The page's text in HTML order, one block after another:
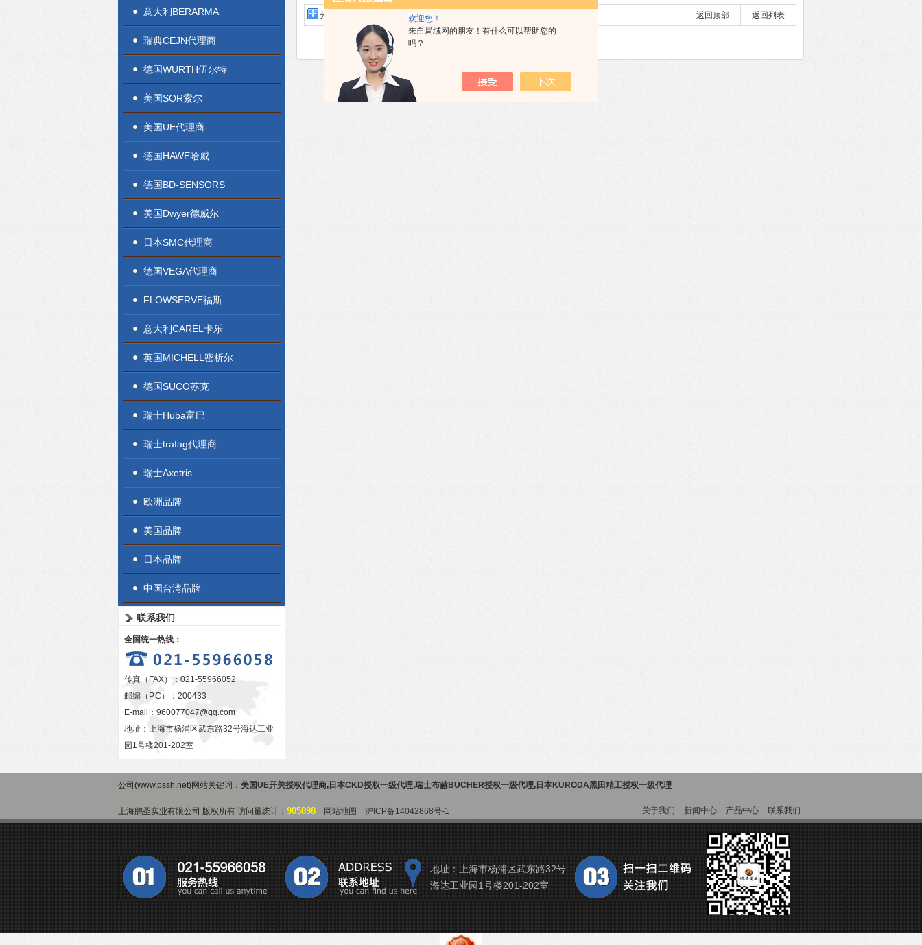
欢迎您！
来自局域网的朋友！有什么可以帮助您的
吗？
意大利BERARMA
瑞典CEJN代理商
德国WURTH伍尔特
美国SOR索尔
美国UE代理商
德国HAWE哈威
德国BD-SENSORS
美国Dwyer德威尔
日本SMC代理商
德国VEGA代理商
FLOWSERVE福斯
意大利CAREL卡乐
英国MICHELL密析尔
德国SUCO苏克
瑞士Huba富巴
瑞士trafag代理商
瑞士Axetris
欧洲品牌
美国品牌
日本品牌
中国台湾品牌
联系我们
全国统一热线：
传真（FAX）：021-55966052
邮编（P.C）：200433
E-mail： 960077047@qq.com
地址：上海市杨浦区武东路32号海达工业
园1号楼201-202室
分享到： 返回列表
返回顶部
公司(www.pssh.net)网站关键词： 美国UE开关授权代理商, 日本CKD授权一级代理,瑞士布赫BUCHER授权一级代理, 日本KURODA黑田精工授权一级代理
上海鹏圣实业有限公司 版权所有 访问量统计： 905898 网站地图 沪ICP备14042868号-1 关于我们 新闻中心 产品中心 联系我们
地址：上海市杨浦区武东路32号
海达工业园1号楼201-202室